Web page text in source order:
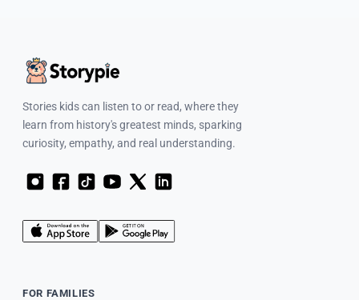
Stories kids can listen to or read, where they
learn from history's greatest minds, sparking
curiosity, empathy, and real understanding.
FOR FAMILIES